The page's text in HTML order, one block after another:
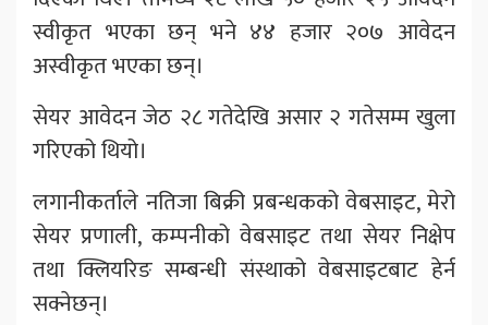
स्वीकृत भएका छन् भने ४४ हजार २०७ आवेदन
अस्वीकृत भएका छन्।
सेयर आवेदन जेठ २८ गतेदेखि असार २ गतेसम्म खुला
गरिएको थियो।
लगानीकर्ताले नतिजा बिक्री प्रबन्धकको वेबसाइट, मेरो
सेयर प्रणाली, कम्पनीको वेबसाइट तथा सेयर निक्षेप
तथा क्लियरिङ सम्बन्धी संस्थाको वेबसाइटबाट हेर्न
सक्नेछन्।